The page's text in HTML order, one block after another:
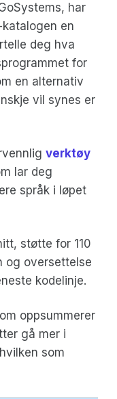
har
en
deg hva
for
en alternativ
vil synes er
verktøy
lar deg
språk i løpet
støtte for 110
og oversettelse
kodelinje.
oppsummerer
gå mer i
som